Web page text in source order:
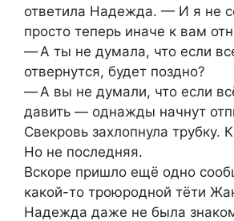
ответила Надежда. — И я не
просто теперь иначе к вам
— А ты не думала, что если
отвернутся, будет поздно?
— А вы не думали, что если
давить — однажды начнут
Свекровь захлопнула трубку.
Но не последняя.
Вскоре пришло ещё одно
какой-то троюродной тёти
Надежда даже не была